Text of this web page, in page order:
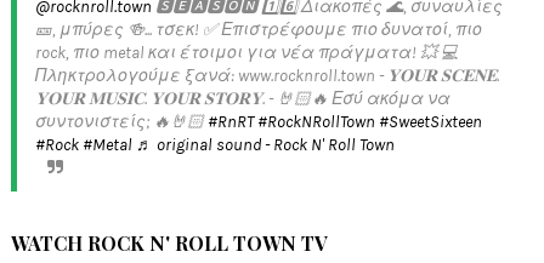
@rocknroll.town 🆂🅴🅰🆂🅾🅽 1️⃣6️⃣ Διακοπές 🌊, συναυλίες
🎫, μπύρες 🍻... τσεκ! ✅️ Επιστρέφουμε πιο δυνατοί, πιο
rock, πιο metal και έτοιμοι για νέα πράγματα! 💥 💻
Πληκτρολογούμε ξανά: www.rocknroll.town - 𝐘𝐎𝐔𝐑 𝐒𝐂𝐄𝐍𝐄.
𝐘𝐎𝐔𝐑 𝐌𝐔𝐒𝐈𝐂. 𝐘𝐎𝐔𝐑 𝐒𝐓𝐎𝐑𝐘. - 🤘🏻🔥 Εσύ ακόμα να
συντονιστείς; 🔥🤘🏻#RnRT #RockNRollTown #SweetSixteen
#Rock #Metal ♬ original sound - Rock N' Roll Town
WATCH ROCK N' ROLL TOWN TV